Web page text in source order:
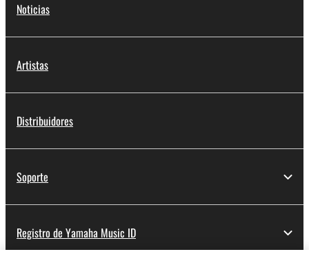
Noticias
Artistas
Distribuidores
Soporte
Registro de Yamaha Music ID